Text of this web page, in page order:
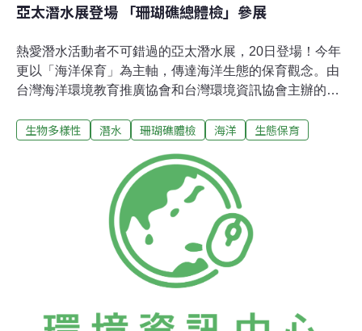
亞太潛水展登場 「珊瑚礁總體檢」參展
熱愛潛水活動者不可錯過的亞太潛水展，20日登場！今年
更以「海洋保育」為主軸，傳達海洋生態的保育觀念。由
台灣海洋環境教育推廣協會和台灣環境資訊協會主辦的
保育行動。2009珊瑚礁總體檢團隊將使用海邊拾回的廢棄
位，與美麗壯觀的攝影畫面形成強烈對比，藉以突顯台灣
海洋的生態危機。根據全球珊瑚礁監測網（Global Coral
ReefMonitoring Network）在2004年到2007年的監測結果
顯示，台灣地區珊瑚覆蓋率有逐漸減少的趨勢。2008台灣
珊瑚礁總體檢報告中更指出，台東杉原、綠島及澎湖三個
調查地點的珊瑚礁皆處於不健康的狀態，台灣的珊瑚礁急
需被保護的，若未能持續監控珊瑚礁的健康狀態，並採取
高於預期。為此，台灣海洋環境教育推廣協會和台灣
生物多樣性 潛水 珊瑚礁體檢 海洋 生態保育